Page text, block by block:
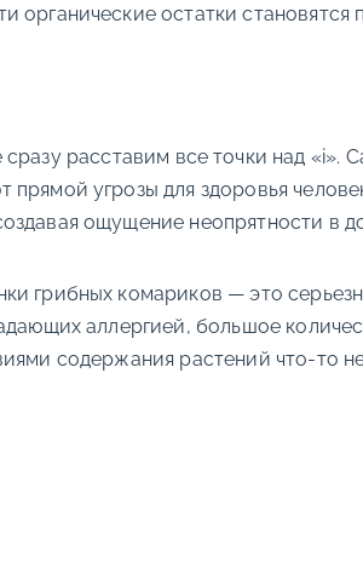
остатки становятся
сразу расставим все точки над «i».
угрозы для здоровья
ощущение неопрятности в
грибных комариков — это
аллергией, большое
содержания растений что-то